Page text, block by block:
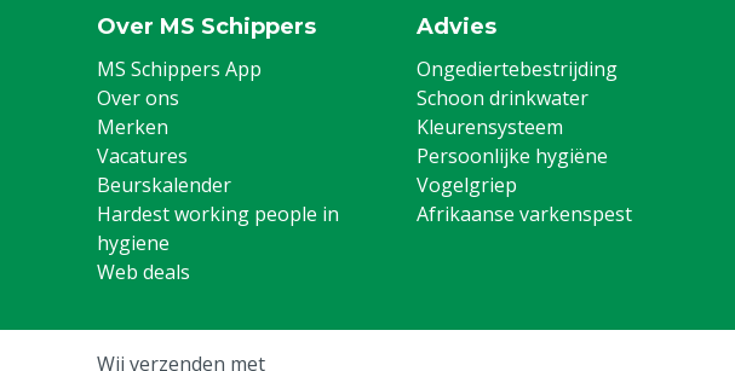
Over MS Schippers
MS Schippers App
Over ons
Merken
Vacatures
Beurskalender
Hardest working people in
hygiene
Web deals
Advies
Ongediertebestrijding
Schoon drinkwater
Kleurensysteem
Persoonlijke hygiëne
Vogelgriep
Afrikaanse varkenspest
Wij verzenden met